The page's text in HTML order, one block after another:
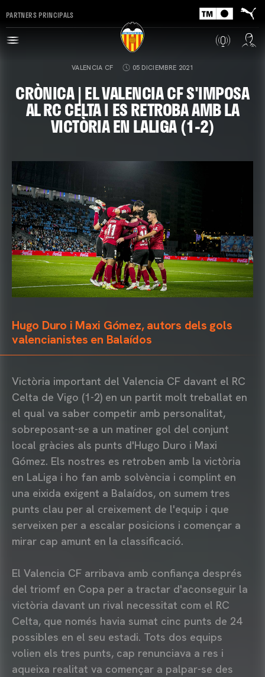
PARTNERS PRINCIPALS
VALENCIA CF 05 DICIEMBRE 2021
CRÒNICA | EL VALENCIA CF S'IMPOSA
AL RC CELTA I ES RETROBA AMB LA
VICTÒRIA EN LALIGA (1-2)
Hugo Duro i Maxi Gómez, autors dels gols
valencianistes en Balaídos
Victòria important del Valencia CF davant el RC
Celta de Vigo (1-2) en un partit molt treballat en
el qual va saber competir amb personalitat,
sobreposant-se a un matiner gol del conjunt
local gràcies als punts d'Hugo Duro i Maxi
Gómez. Els nostres es retroben amb la victòria
en LaLiga i ho fan amb solvència i complint en
una eixida exigent a Balaídos, on sumem tres
punts clau per al creixement de l'equip i que
serveixen per a escalar posicions i començar a
mirar cap amunt en la classificació.
El Valencia CF arribava amb confiança després
del triomf en Copa per a tractar d'aconseguir la
victòria davant un rival necessitat com el RC
Celta, que només havia sumat cinc punts de 24
possibles en el seu estadi. Tots dos equips
volien els tres punts, cap renunciava a res i
aqueixa realitat va començar a palpar-se des